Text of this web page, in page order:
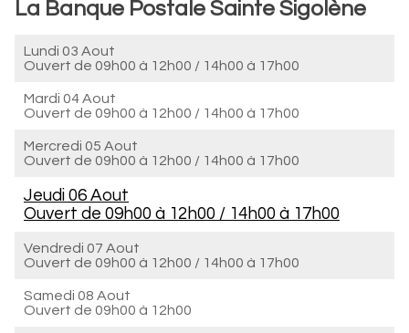
La Banque Postale Sainte Sigolène
Lundi 03 Aout
Ouvert de 09h00 à 12h00 / 14h00 à 17h00
Mardi 04 Aout
Ouvert de 09h00 à 12h00 / 14h00 à 17h00
Mercredi 05 Aout
Ouvert de 09h00 à 12h00 / 14h00 à 17h00
Jeudi 06 Aout
Ouvert de 09h00 à 12h00 / 14h00 à 17h00
Vendredi 07 Aout
Ouvert de 09h00 à 12h00 / 14h00 à 17h00
Samedi 08 Aout
Ouvert de 09h00 à 12h00